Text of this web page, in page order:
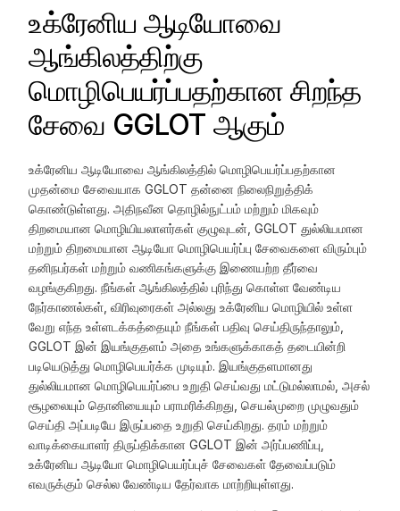
உக்ரேனிய ஆடியோவை
ஆங்கிலத்திற்கு
மொழிபெயர்ப்பதற்கான சிறந்த
சேவை GGLOT ஆகும்
உக்ரேனிய ஆடியோவை ஆங்கிலத்தில் மொழிபெயர்ப்பதற்கான
முதன்மை சேவையாக GGLOT தன்னை நிலைநிறுத்திக்
கொண்டுள்ளது. அதிநவீன தொழில்நுட்பம் மற்றும் மிகவும்
திறமையான மொழியியலாளர்கள் குழுவுடன், GGLOT துல்லியமான
மற்றும் திறமையான ஆடியோ மொழிபெயர்ப்பு சேவைகளை விரும்பும்
தனிநபர்கள் மற்றும் வணிகங்களுக்கு இணையற்ற தீர்வை
வழங்குகிறது. நீங்கள் ஆங்கிலத்தில் புரிந்து கொள்ள வேண்டிய
நேர்காணல்கள், விரிவுரைகள் அல்லது உக்ரேனிய மொழியில் உள்ள
வேறு எந்த உள்ளடக்கத்தையும் நீங்கள் பதிவு செய்திருந்தாலும்,
GGLOT இன் இயங்குதளம் அதை உங்களுக்காகத் தடையின்றி
படியெடுத்து மொழிபெயர்க்க முடியும். இயங்குதளமானது
துல்லியமான மொழிபெயர்ப்பை உறுதி செய்வது மட்டுமல்லாமல், அசல்
சூழலையும் தொனியையும் பராமரிக்கிறது, செயல்முறை முழுவதும்
செய்தி அப்படியே இருப்பதை உறுதி செய்கிறது. தரம் மற்றும்
வாடிக்கையாளர் திருப்திக்கான GGLOT இன் அர்ப்பணிப்பு,
உக்ரேனிய ஆடியோ மொழிபெயர்ப்புச் சேவைகள் தேவைப்படும்
எவருக்கும் செல்ல வேண்டிய தேர்வாக மாற்றியுள்ளது.